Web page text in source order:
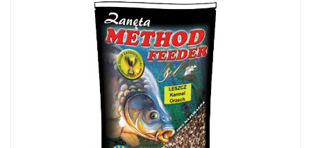
vlhčíme raději méně a chvilku čekáme do vsáknutí. V
závislosti na povaze směsi, směs pouze opatrně
dovlhčujeme. Po vsáknutí a vzniku vhodné
konzistence plníme do krmítek.